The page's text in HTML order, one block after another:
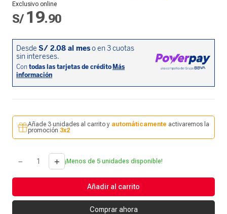
Exclusivo online
S/ 19.90
Añade 3 unidades al carrito y automáticamente activaremos la
promoción 3x2
＋
－ ¡Menos de 5 unidades disponible!
Añadir al carrito
Comprar ahora